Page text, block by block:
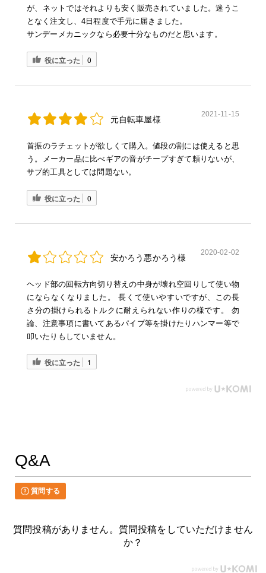
が、ネットではそれよりも安く販売されていました。迷うこ
となく注文し、4日程度で手元に届きました。
サンデーメカニックなら必要十分なものだと思います。
役に立った 0
元自転車屋様
2021-11-15
首振のラチェットが欲しくて購入。値段の割には使えると思
う。メーカー品に比べギアの音がチープすぎて頼りないが、
サブ的工具としては問題ない。
役に立った 0
安かろう悪かろう様
2020-02-02
ヘッド部の回転方向切り替えの中身が壊れ空回りして使い物
にならなくなりました。 長くて使いやすいですが、この長
さ分の掛けられるトルクに耐えられない作りの様です。 勿
論、注意事項に書いてあるパイプ等を掛けたりハンマー等で
叩いたりもしていません。
役に立った 1
Q&A
質問する
質問投稿がありません。質問投稿をしていただけません
か？